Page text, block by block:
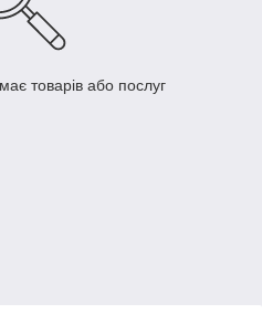
товарів або послуг